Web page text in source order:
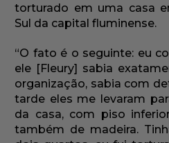
torturado em uma casa
Sul da capital fluminense.
“O fato é o seguinte: eu
ele [Fleury] sabia
organização, sabia com
tarde eles me levaram
da casa, com piso
também de madeira.